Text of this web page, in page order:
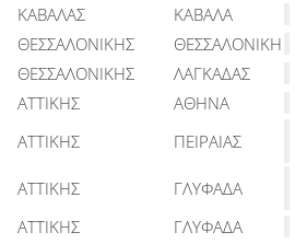
ΚΑΒΑΛΑΣ
ΚΑΒΑΛΑ
ΘΕΣΣΑΛΟΝΙΚΗΣ
ΘΕΣΣΑΛΟΝΙΚΗ
ΘΕΣΣΑΛΟΝΙΚΗΣ
ΛΑΓΚΑΔΑΣ
ΑΤΤΙΚΗΣ
ΑΘΗΝΑ
ΑΤΤΙΚΗΣ
ΠΕΙΡΑΙΑΣ
ΑΤΤΙΚΗΣ
ΓΛΥΦΑΔΑ
ΑΤΤΙΚΗΣ
ΓΛΥΦΑΔΑ